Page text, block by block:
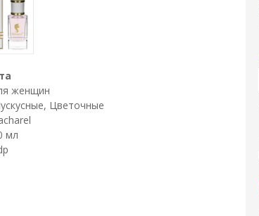
женщин
Цветочные
мл